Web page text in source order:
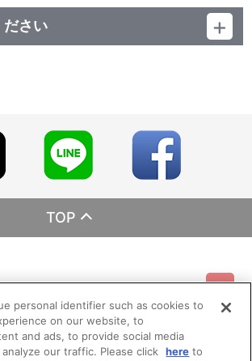
ださい
TOP
に基づく表示 プライバシーポリシー
personal identifier such as cookies to
on our website, to
and ads, to provide social media
our traffic. Please click here to